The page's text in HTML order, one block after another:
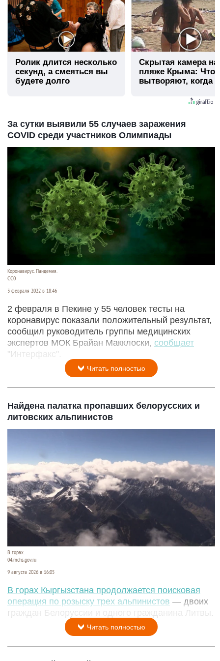
Ролик длится несколько
секунд, а смеяться вы
будете долго
Скрытая камера на
пляже Крыма: Что
вытворяют, когда
За сутки выявили 55 случаев заражения
СOVID среди участников Олимпиады
Коронавирус. Пандемия.
СС0
3 февраля 2022 в 18:46
2 февраля в Пекине у 55 человек тесты на
коронавирус показали положительный результат,
сообщил руководитель группы медицинских
экспертов МОК Брайан Макклоски, сообщает
"Интерфакс".
Читать полностью
Найдена палатка пропавших белорусских и
литовских альпинистов
В горах.
04.mchs.gov.ru
9 августа 2026 в 16:05
В горах Кыргызстана продолжается поисковая
операция по розыску трех альпинистов — двоих
граждан Белоруссии и одного гражданина Литвы.
Читать полностью